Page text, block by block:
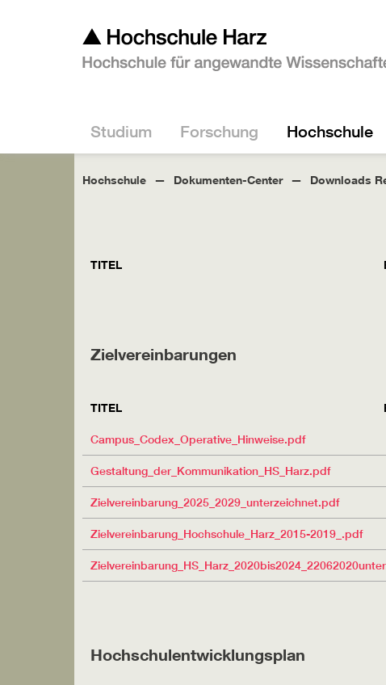
Studium Forschung Hochschule
Hochschule Dokumenten-Center Downloads
TITEL
Zielvereinbarungen
TITEL
Campus_Codex_Operative_Hinweise.pdf
Gestaltung_der_Kommunikation_HS_Harz.pdf
Zielvereinbarung_2025_2029_unterzeichnet.pdf
Zielvereinbarung_Hochschule_Harz_2015-2019_.pdf
Hochschulentwicklungsplan